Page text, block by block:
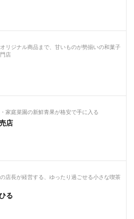
リジナル商品まで、甘いものが勢揃いの和菓子
店
家庭菜園の新鮮青果が格安で手に入る
店
店長が経営する、ゆったり過ごせる小さな喫茶
る